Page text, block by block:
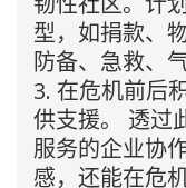
型，如捐款、
防备、急救、
3. 在危机前后
供支援。 透过
服务的企业协
感，还能在危